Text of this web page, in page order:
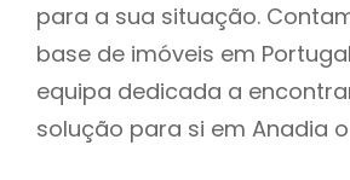
para a sua situação.
base de imóveis em
equipa dedicada a
solução para si em Anadia